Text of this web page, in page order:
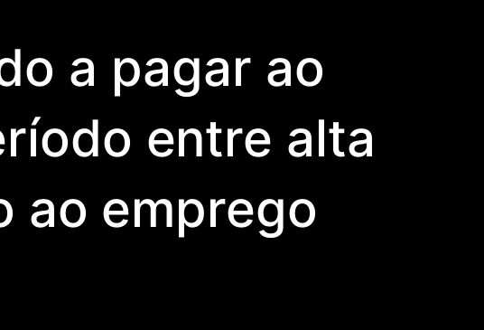
a pagar ao
entre alta
ao emprego